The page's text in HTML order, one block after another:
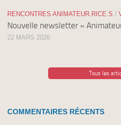
RENCONTRES ANIMATEUR.RICE.S /
Nouvelle newsletter «
22 MARS 2026
Tous les
COMMENTAIRES RÉCENTS